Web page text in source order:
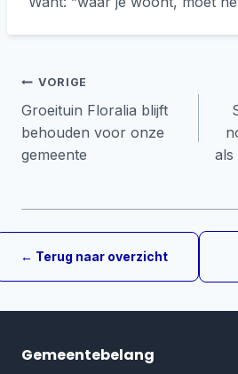
Bericht
navigatie
VORIGE
Groeituin Floralia blijft
behouden voor onze
gemeente
als
← Terug naar overzicht
Gemeentebelang